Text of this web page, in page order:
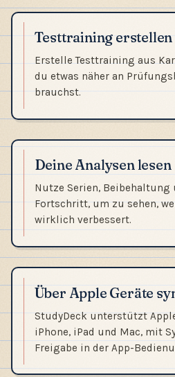
Testtraining erstellen
Erstelle Testtraining aus
du etwas näher an
brauchst.
Deine Analysen lesen
Nutze Serien, Beibehaltung
Fortschritt, um zu sehen,
wirklich verbessert.
Über Apple Geräte
StudyDeck unterstützt
iPhone, iPad und Mac, mit
Freigabe in der App-